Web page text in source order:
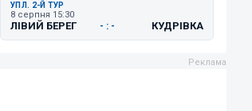
УПЛ. 2-Й ТУР
8 серпня 15:30
ЛІВИЙ БЕРЕГ - : - КУДРІВКА